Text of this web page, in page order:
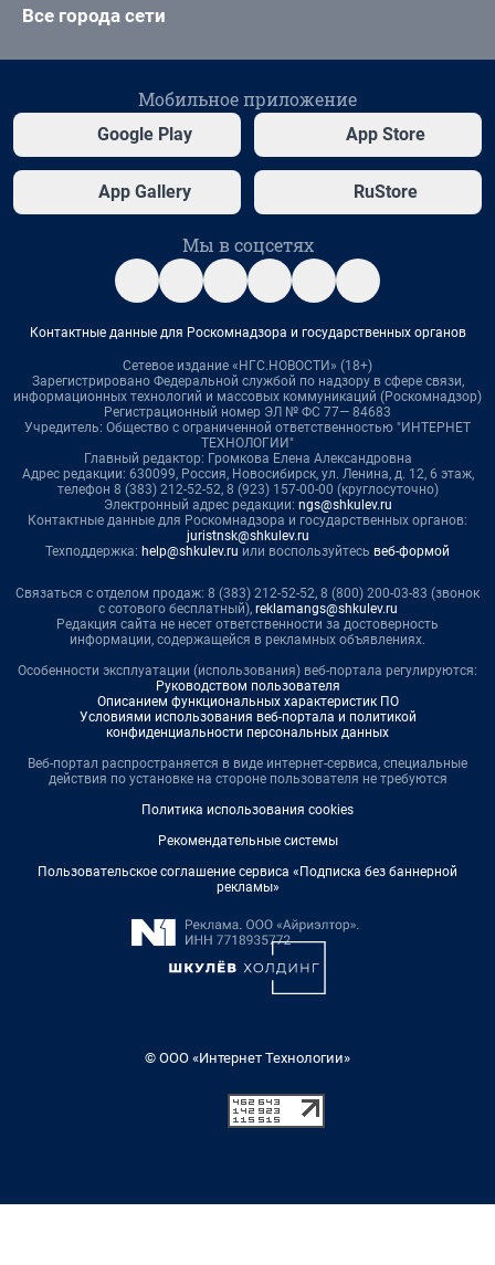
Все города сети
Мобильное приложение
Google Play App Store
App Gallery RuStore
Мы в соцсетях
Контактные данные для Роскомнадзора и государственных органов
Сетевое издание «НГС.НОВОСТИ» (18+)
Зарегистрировано Федеральной службой по надзору в сфере связи,
информационных технологий и массовых коммуникаций (Роскомнадзор)
Регистрационный номер ЭЛ № ФС 77— 84683
Учредитель: Общество с ограниченной ответственностью "ИНТЕРНЕТ
ТЕХНОЛОГИИ"
Главный редактор: Громкова Елена Александровна
Адрес редакции: 630099, Россия, Новосибирск, ул. Ленина, д. 12, 6 этаж,
телефон 8 (383) 212-52-52, 8 (923) 157-00-00 (круглосуточно)
Электронный адрес редакции: ngs@shkulev.ru
Контактные данные для Роскомнадзора и государственных органов:
juristnsk@shkulev.ru
Техподдержка: help@shkulev.ru или воспользуйтесь веб-формой
Связаться с отделом продаж: 8 (383) 212-52-52, 8 (800) 200-03-83 (звонок
с сотового бесплатный), reklamangs@shkulev.ru
Редакция сайта не несет ответственности за достоверность
информации, содержащейся в рекламных объявлениях.
Особенности эксплуатации (использования) веб-портала регулируются:
Руководством пользователя
Описанием функциональных характеристик ПО
Условиями использования веб-портала и политикой
конфиденциальности персональных данных
Веб-портал распространяется в виде интернет-сервиса, специальные
действия по установке на стороне пользователя не требуются
Политика использования cookies
Рекомендательные системы
Пользовательское соглашение сервиса «Подписка без баннерной
рекламы»
© ООО «Интернет Технологии»